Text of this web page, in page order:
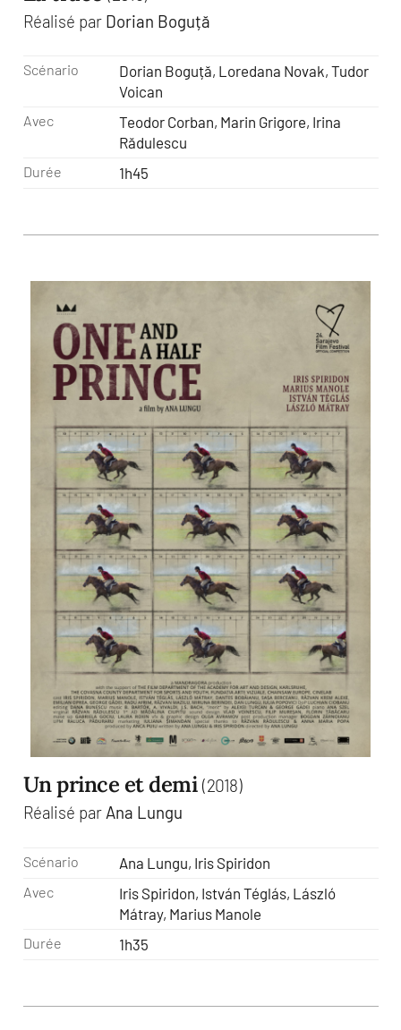
Réalisé par Dorian Boguță
Scénario
Dorian Boguță, Loredana Novak, Tudor
Voican
Avec
Teodor Corban, Marin Grigore, Irina
Rădulescu
Durée 1h45
Un prince et demi (2018)
Réalisé par Ana Lungu
Scénario Ana Lungu, Iris Spiridon
Avec
Iris Spiridon, István Téglás, László
Mátray, Marius Manole
Durée 1h35